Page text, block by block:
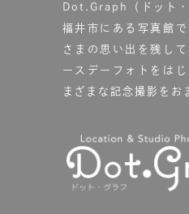
Dot.Graph（ドット
福井市にある写真館で
さまの思い出を残し
ースデーフォトをは
まざまな記念撮影をお